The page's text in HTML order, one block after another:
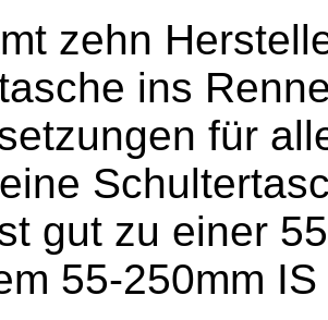
zehn
ins
für
gut zu einer
55-250mm